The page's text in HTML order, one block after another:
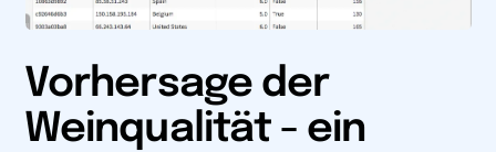
Vorhersage der
Weinqualität - ein